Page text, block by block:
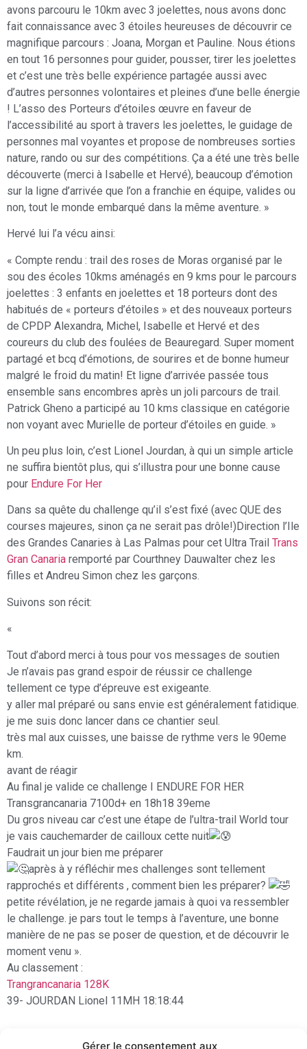
Gérer le consentement aux
avons parcouru le 10km avec 3 joelettes, nous avons donc
fait connaissance avec 3 étoiles heureuses de découvrir ce
magnifique parcours : Joana, Morgan et Pauline. Nous étions
en tout 16 personnes pour guider, pousser, tirer les joelettes
et c’est une très belle expérience partagée aussi avec
d’autres personnes volontaires et pleines d’une belle énergie
! L’asso des Porteurs d’étoiles œuvre en faveur de
l’accessibilité au sport à travers les joelettes, le guidage de
personnes mal voyantes et propose de nombreuses sorties
nature, rando ou sur des compétitions. Ça a été une très belle
découverte (merci à Isabelle et Hervé), beaucoup d’émotion
sur la ligne d’arrivée que l’on a franchie en équipe, valides ou
non, tout le monde embarqué dans la même aventure. »
Hervé lui l’a vécu ainsi:
« Compte rendu : trail des roses de Moras organisé par le
sou des écoles 10kms aménagés en 9 kms pour le parcours
joelettes : 3 enfants en joelettes et 18 porteurs dont des
habitués de « porteurs d’étoiles » et des nouveaux porteurs
de CPDP Alexandra, Michel, Isabelle et Hervé et des
coureurs du club des foulées de Beauregard. Super moment
partagé et bcq d’émotions, de sourires et de bonne humeur
malgré le froid du matin! Et ligne d’arrivée passée tous
ensemble sans encombres après un joli parcours de trail.
Patrick Gheno a participé au 10 kms classique en catégorie
non voyant avec Murielle de porteur d’étoiles en guide. »
Un peu plus loin, c’est Lionel Jourdan, à qui un simple article
ne suffira bientôt plus, qui s’illustra pour une bonne cause
pour Endure For Her
Dans sa quête du challenge qu’il s’est fixé (avec QUE des
courses majeures, sinon ça ne serait pas drôle!)Direction l’Ile
des Grandes Canaries à Las Palmas pour cet Ultra Trail Trans
Gran Canaria remporté par Courthney Dauwalter chez les
filles et Andreu Simon chez les garçons.
Suivons son récit:
«
Tout d’abord merci à tous pour vos messages de soutien
Je n’avais pas grand espoir de réussir ce challenge
tellement ce type d’épreuve est exigeante.
y aller mal préparé ou sans envie est généralement fatidique.
je me suis donc lancer dans ce chantier seul.
très mal aux cuisses, une baisse de rythme vers le 90eme
km.
avant de réagir
Au final je valide ce challenge I ENDURE FOR HER
Transgrancanaria 7100d+ en 18h18 39eme
Du gros niveau car c’est une étape de l’ultra-trail World tour
je vais cauchemarder de cailloux cette nuit
Faudrait un jour bien me préparer
après à y réfléchir mes challenges sont tellement
rapprochés et différents , comment bien les préparer?
petite révélation, je ne regarde jamais à quoi va ressembler
le challenge. je pars tout le temps à l’aventure, une bonne
manière de ne pas se poser de question, et de découvrir le
moment venu ».
Au classement :
Trangrancanaria 128K
39- JOURDAN Lionel 11MH 18:18:44